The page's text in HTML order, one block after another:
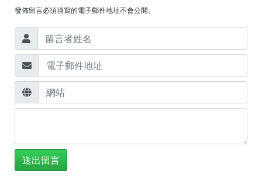
發佈留言必須填寫的電子郵件地址不會公開。